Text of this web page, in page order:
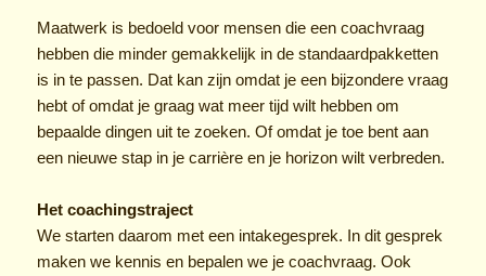
Maatwerk is bedoeld voor mensen die een coachvraag
hebben die minder gemakkelijk in de standaardpakketten
is in te passen. Dat kan zijn omdat je een bijzondere vraag
hebt of omdat je graag wat meer tijd wilt hebben om
bepaalde dingen uit te zoeken. Of omdat je toe bent aan
een nieuwe stap in je carrière en je horizon wilt verbreden.
Het coachingstraject
We starten daarom met een intakegesprek. In dit gesprek
maken we kennis en bepalen we je coachvraag. Ook